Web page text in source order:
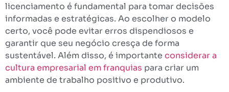
licenciamento é fundamental para tomar decisões
informadas e estratégicas. Ao escolher o modelo
certo, você pode evitar erros dispendiosos e
garantir que seu negócio cresça de forma
sustentável. Além disso, é importante considerar a
cultura empresarial em franquias para criar um
ambiente de trabalho positivo e produtivo.